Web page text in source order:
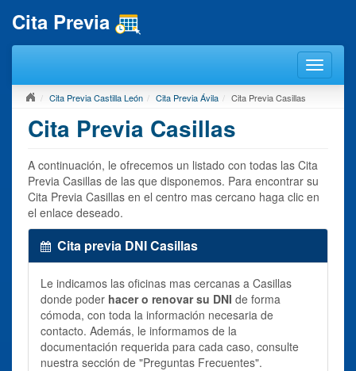
Cita Previa
Cita Previa Castilla León Cita Previa Ávila Cita Previa Casillas
Cita Previa Casillas
A continuación, le ofrecemos un listado con todas las Cita
Previa Casillas de las que disponemos. Para encontrar su
Cita Previa Casillas en el centro mas cercano haga clic en
el enlace deseado.
Cita previa DNI Casillas
Le indicamos las oficinas mas cercanas a Casillas
donde poder hacer o renovar su DNI de forma
cómoda, con toda la información necesaria de
contacto. Además, le informamos de la
documentación requerida para cada caso, consulte
nuestra sección de "Preguntas Frecuentes".